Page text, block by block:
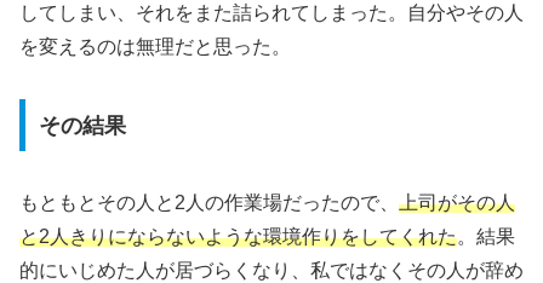
してしまい、それをまた詰られてしまった。自分やその人
を変えるのは無理だと思った。
その結果
もともとその人と2人の作業場だったので、 上司がその人
と2人きりにならないような環境作りをしてくれた。結果
的にいじめた人が居づらくなり、私ではなくその人が辞め